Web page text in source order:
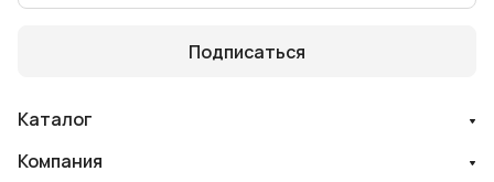
Подписаться
Каталог
Компания